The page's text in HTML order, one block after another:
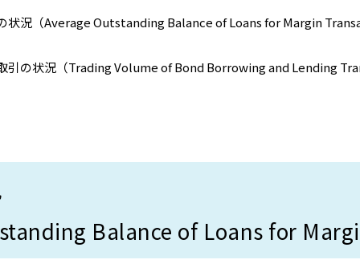
状況（Average Outstanding Balance of Loans for Margin
引の状況（Trading Volume of Bond Borrowing and Lending
Balance of Loans for